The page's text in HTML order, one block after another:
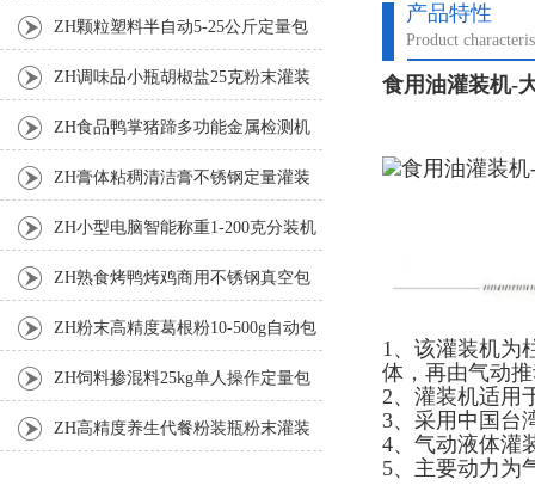
产品特性
Product
食用油灌装机-
1、该灌装机为
体，再由气动
2、灌装机适用
3、采用中国台
4、气动液体灌
5、主要动力为
ZH颗粒塑料半自动5-25公斤定量包
装机 ZH调味品小瓶胡椒盐25克粉末灌装
ZH食品鸭掌猪蹄多功能金属检测机
ZH膏体粘稠清洁膏不锈钢定量灌装
机厂家 ZH小型电脑智能称重1-200克分装机
ZH熟食烤鸭烤鸡商用不锈钢真空包
装机 ZH粉末高精度葛根粉10-500g自动包
装机 ZH饲料掺混料25kg单人操作定量包
装机 ZH高精度养生代餐粉装瓶粉末灌装